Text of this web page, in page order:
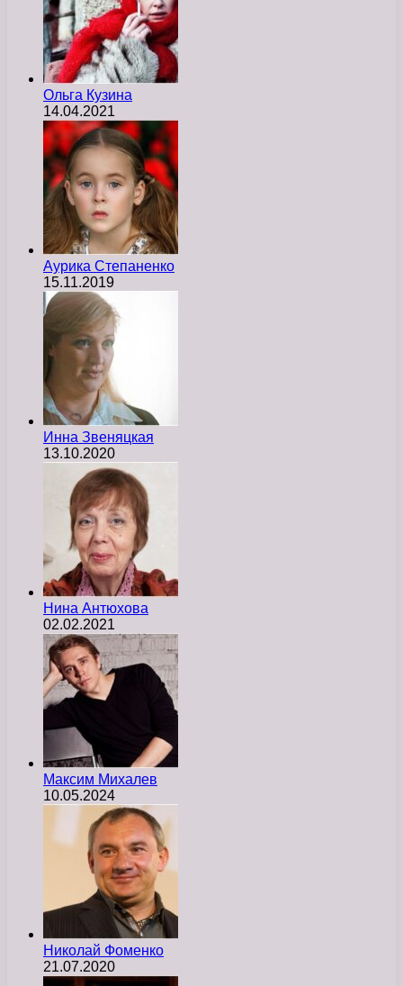
Ольга Кузина
14.04.2021
Аурика Степаненко
15.11.2019
Инна Звеняцкая
13.10.2020
Нина Антюхова
02.02.2021
Максим Михалев
10.05.2024
Николай Фоменко
21.07.2020